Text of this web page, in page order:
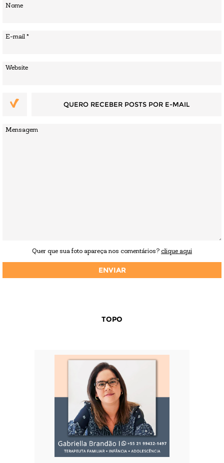
QUERO RECEBER POSTS POR E-MAIL
Quer que sua foto apareça nos comentários? clique aqui
TOPO